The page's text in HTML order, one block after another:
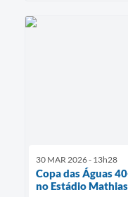
30 MAR 2026 - 13h28
Copa das Águas
no Estádio